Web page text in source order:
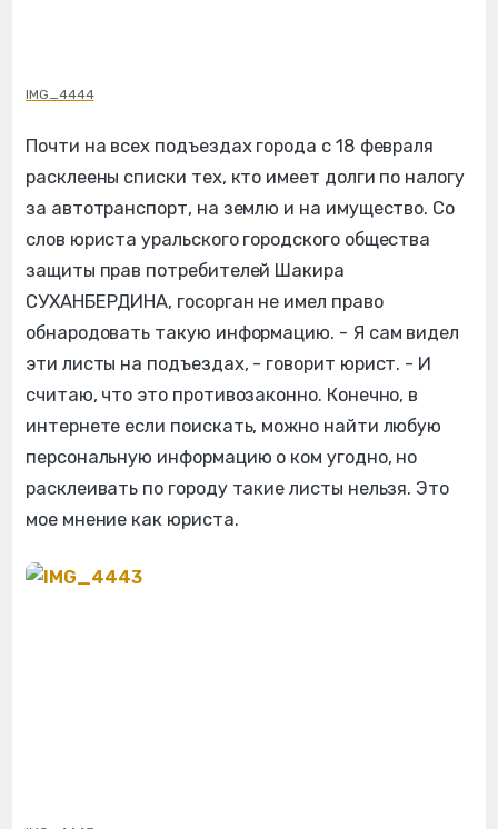
IMG_4444
Почти на всех подъездах города с 18 февраля
расклеены списки тех, кто имеет долги по налогу
за автотранспорт, на землю и на имущество. Со
слов юриста уральского городского общества
защиты прав потребителей Шакира
СУХАНБЕРДИНА, госорган не имел право
обнародовать такую информацию. - Я сам видел
эти листы на подъездах, - говорит юрист. - И
считаю, что это противозаконно. Конечно, в
интернете если поискать, можно найти любую
персональную информацию о ком угодно, но
расклеивать по городу такие листы нельзя. Это
мое мнение как юриста.